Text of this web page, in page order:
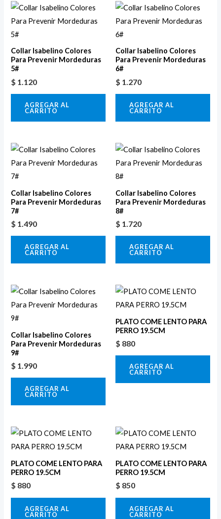
Collar Isabelino Colores
Para Prevenir Mordeduras
5#
$ 1.120
AGREGAR AL
CARRITO
Collar Isabelino Colores
Para Prevenir Mordeduras
6#
$ 1.270
AGREGAR AL
CARRITO
Collar Isabelino Colores
Para Prevenir Mordeduras
7#
$ 1.490
AGREGAR AL
CARRITO
Collar Isabelino Colores
Para Prevenir Mordeduras
8#
$ 1.720
AGREGAR AL
CARRITO
Collar Isabelino Colores
Para Prevenir Mordeduras
9#
$ 1.990
AGREGAR AL
CARRITO
PLATO COME LENTO PARA
PERRO 19.5CM
$ 880
AGREGAR AL
CARRITO
PLATO COME LENTO PARA
PERRO 19.5CM
$ 880
AGREGAR AL
CARRITO
PLATO COME LENTO PARA
PERRO 19.5CM
$ 850
AGREGAR AL
CARRITO